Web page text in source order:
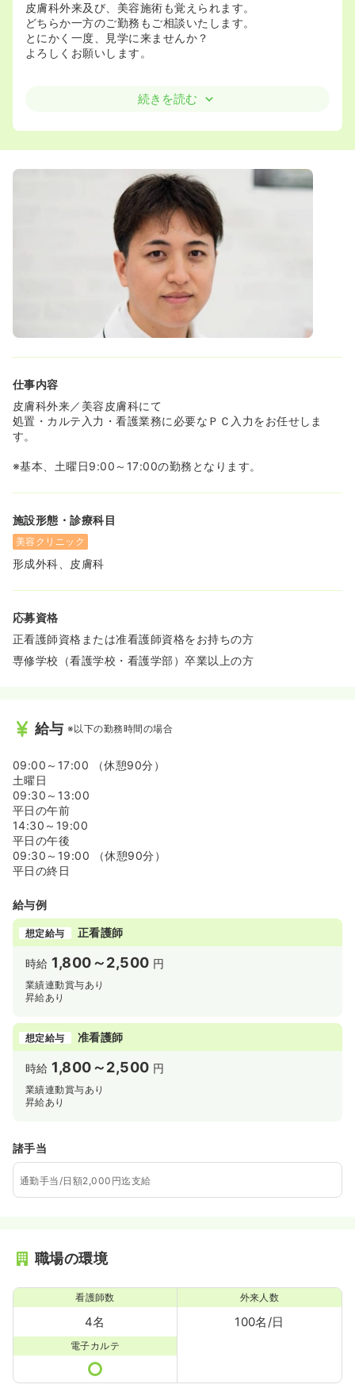
皮膚科外来及び、美容施術も覚えられます。
どちらか一方のご勤務もご相談いたします。
とにかく一度、見学に来ませんか？
よろしくお願いします。
続きを読む
仕事内容
皮膚科外来／美容皮膚科にて
処置・カルテ入力・看護業務に必要なＰＣ入力をお任せしま
す。
※基本、土曜日9:00～17:00の勤務となります。
施設形態・診療科目
美容クリニック
形成外科、皮膚科
応募資格
正看護師資格または准看護師資格をお持ちの方
専修学校（看護学校・看護学部）卒業以上の方
給与 ※以下の勤務時間の場合
09:00～17:00 （休憩90分）
土曜日
09:30～13:00
平日の午前
14:30～19:00
平日の午後
09:30～19:00 （休憩90分）
平日の終日
給与例
想定給与 正看護師
時給 1,800～2,500 円
業績連動賞与あり
昇給あり
想定給与 准看護師
時給 1,800～2,500 円
業績連動賞与あり
昇給あり
諸手当
通勤手当/日額2,000円迄支給
職場の環境
看護師数
4名
外来人数
100名/日
電子カルテ